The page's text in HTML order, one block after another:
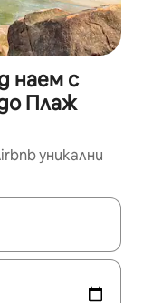
наем с
Плаж
уникални